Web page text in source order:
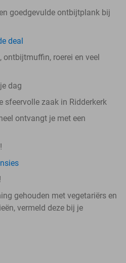
goedgevulde ontbijtplank bij
deal
ontbijtmuffin, roerei en veel
dag
sfeervolle zaak in Ridderkerk
ontvangt je met een
gehouden met vegetariërs en
vermeld deze bij je